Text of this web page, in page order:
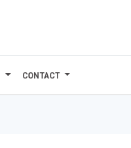
CONTACT